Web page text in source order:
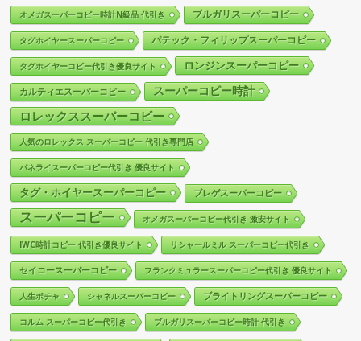
オメガスーパーコピー時計N級品 代引き ブルガリスーパーコピー
タグホイヤースーパーコピー パテック・フィリップスーパーコピー
タグホイヤーコピー代引き優良サイト ロンジンスーパーコピー
カルティエスーパーコピー スーパーコピー時計
ロレックススーパーコピー
人気のロレックス スーパーコピー 代引き専門店
パネライスーパーコピー代引き 優良サイト
タグ・ホイヤースーパーコピー ブレゲスーパーコピー
スーパーコピー オメガスーパーコピー代引き 激安サイト
IWC時計コピー 代引き優良サイト リシャールミル スーパーコピー代引き
セイコースーパーコピー フランクミュラースーパーコピー代引き 優良サイト
人生ポチャ シャネルスーパーコピー ブライトリングスーパーコピー
コルム スーパーコピー代引き ブルガリスーパーコピー時計 代引き